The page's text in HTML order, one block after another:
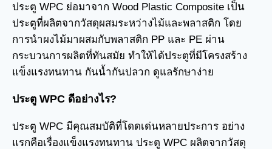
ประตู WPC ย่อมาจาก Wood Plastic Composite เป็น
ประตูที่ผลิตจากวัสดุผสมระหว่างไม้และพลาสติก โดย
การนำผงไม้มาผสมกับพลาสติก PP และ PE ผ่าน
กระบวนการผลิตที่ทันสมัย ทำให้ได้ประตูที่มีโครงสร้าง
แข็งแรงทนทาน กันน้ำกันปลวก ดูแลรักษาง่าย
ประตู WPC ดีอย่างไร?
ประตู WPC มีคุณสมบัติที่โดดเด่นหลายประการ อย่าง
แรกคือเรื่องแข็งแรงทนทาน ประตู WPC ผลิตจากวัสดุ